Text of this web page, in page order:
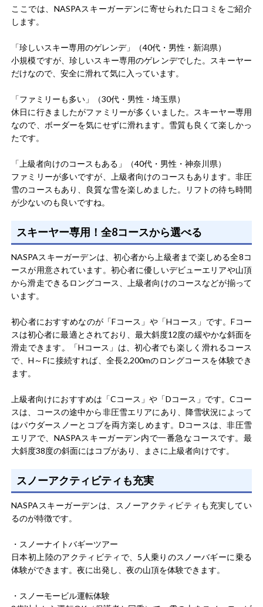
ここでは、NASPAスキーガーデンに寄せられた口コミをご紹介
します。
「珍しいスキー専用のゲレンデ」（40代・男性・新潟県）
小規模ですが、珍しいスキー専用のゲレンデでした。スキーヤー
だけなので、安全に滑れて気に入っています。
「ファミリーも多い」（30代・男性・埼玉県）
休日に行きましたがファミリーが多くいました。スキーヤー専用
なので、ボーダーを気にせずに滑れます。雪質も良くて楽しかっ
たです。
「上級者向けのコースもある」（40代・男性・神奈川県）
ファミリーが多いですが、上級者向けのコースもあります。非圧
雪のコースもあり、良質な雪を楽しめました。リフトの待ち時間
が少ないのも良いですね。
スキーヤー専用！全8コースから選べる
NASPAスキーガーデンは、初心者から上級者まで楽しめる全8コ
ースが用意されています。初心者に優しいデビューエリアや山頂
から滑走できるロングコース、上級者向けのコースなどが揃って
います。
初心者におすすめなのが「Fコース」や「Hコース」です。Fコー
スは初心者に最適とされており、最大斜度12度の緩やかな斜面を
滑走できます。「Hコース」は、初心者でも楽しく滑れるコース
で、H～Fに接続すれば、全長2,200mのロングコースを体験でき
ます。
上級者向けにおすすめは「Cコース」や「Dコース」です。Cコー
スは、コースの途中から非圧雪エリアにあり、降雪状況によって
はパウダースノーとコブを両方楽しめます。Dコースは、非圧雪
エリアで、NASPAスキーガーデン内で一番急なコースです。最
大斜度38度の斜面にはコブがあり、まさに上級者向けです。
スノーアクティビティも充実
NASPAスキーガーデンは、スノーアクティビティも充実してい
るのが特徴です。
・スノーナイトバギーツアー
日本初上陸のアクティビティで、5人乗りのスノーバギーに乗る
体験ができます。夜に出発し、夜の山頂を体験できます。
・スノーモービル運転体験